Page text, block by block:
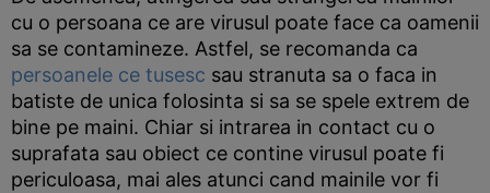
cu o persoana ce are virusul poate face ca oamenii
sa se contamineze. Astfel, se recomanda ca
persoanele ce tusesc sau stranuta sa o faca in
batiste de unica folosinta si sa se spele extrem de
bine pe maini. Chiar si intrarea in contact cu o
suprafata sau obiect ce contine virusul poate fi
periculoasa, mai ales atunci cand mainile vor fi